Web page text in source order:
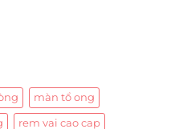
màn tổ ong
rem vai cao cap